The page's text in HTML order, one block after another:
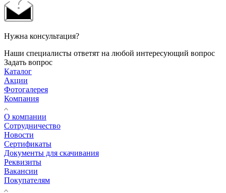
Нужна консультация?
Наши специалисты ответят на любой интересующий вопрос
Задать вопрос
Каталог
Акции
Фотогалерея
Компания
О компании
Сотрудничество
Новости
Сертификаты
Документы для скачивания
Реквизиты
Вакансии
Покупателям